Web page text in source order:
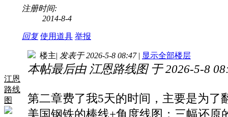
注册时间:
2014-8-4
回复 使用道具 举报
江恩
路线
图
楼主| 发表于 2026-5-8 08:47 | 显示全部楼层
本帖最后由 江恩路线图 于 2026-5-8
第二章费了我5天的时间，主要是为
美国钢铁的棒线+角度线图；三幅还